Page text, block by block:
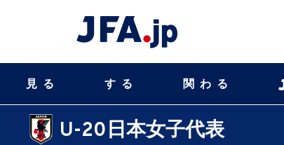
見る する 関わる
U-20日本女子代表